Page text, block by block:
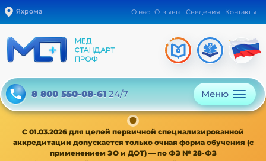
Яхрома О нас Отзывы Сведения Контакты
8 800 550-08-61 24/7 Меню
С 01.03.2026 для целей первичной специализированной
аккредитации допускается только очная форма обучения (с
применением ЭО и ДОТ) — по ФЗ № 28-ФЗ